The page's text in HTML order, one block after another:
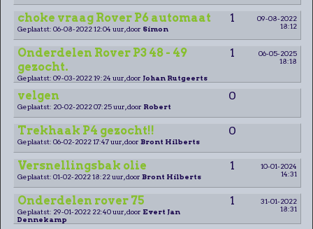
choke vraag Rover P6 automaat 1
09-08-2022
18:12
Geplaatst: 06-08-2022 12:04 uur, door Simon
Onderdelen Rover P3 48 - 49
gezocht.
1
06-05-2025
18:18
Geplaatst: 09-03-2022 19:24 uur, door Johan Rutgeerts
velgen 0
Geplaatst: 20-02-2022 07:25 uur, door Robert
Trekhaak P4 gezocht!! 0
Geplaatst: 06-02-2022 17:47 uur, door Bront Hilberts
Versnellingsbak olie 1
10-01-2024
14:31
Geplaatst: 01-02-2022 18:22 uur, door Bront Hilberts
Onderdelen rover 75 1
31-01-2022
18:31
Geplaatst: 29-01-2022 22:40 uur, door Evert Jan
Dennekamp